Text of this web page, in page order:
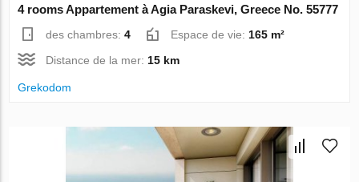
4 rooms Appartement à Agia Paraskevi, Greece No. 55777
des chambres:4 Espace de vie: 165 m²
Distance de la mer: 15 km
Grekodom